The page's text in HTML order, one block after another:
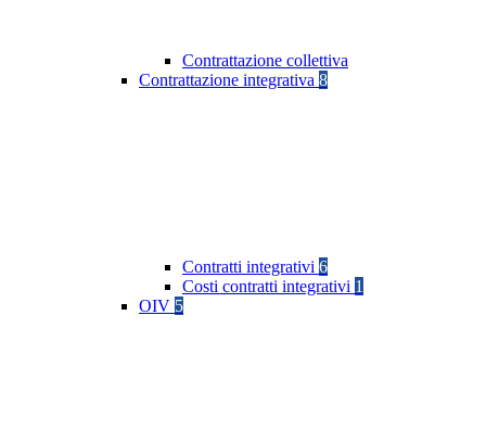
Contrattazione collettiva
Contrattazione integrativa 8
Contratti integrativi 6
Costi contratti integrativi 1
OIV 5